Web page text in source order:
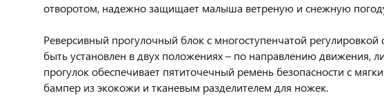
отворотом, надежно защищает малыша ветреную и снежную
Реверсивный прогулочный блок с многоступенчатой
быть установлен в двух положениях – по направлению движения,
прогулок обеспечивает пятиточечный ремень безопасности с
бампер из экокожи и тканевым разделителем для ножек.